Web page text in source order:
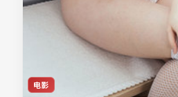
电影